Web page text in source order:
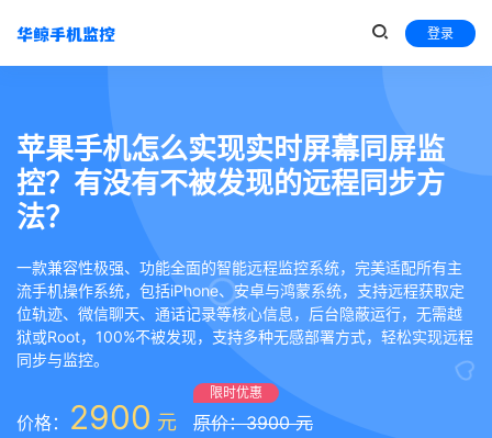
登录
苹果手机怎么实现实时屏幕同屏监
控？有没有不被发现的远程同步方
法？
一款兼容性极强、功能全面的智能远程监控系统，完美适配所有主
流手机操作系统，包括iPhone、安卓与鸿蒙系统，支持远程获取定
位轨迹、微信聊天、通话记录等核心信息，后台隐蔽运行，无需越
狱或Root，100%不被发现，支持多种无感部署方式，轻松实现远程
同步与监控。
价格： 2900 元
限时优惠
原价：3900 元